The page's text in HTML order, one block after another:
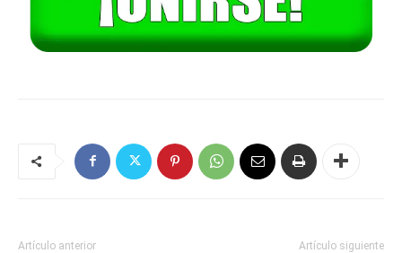
Artículo anterior Artículo siguiente